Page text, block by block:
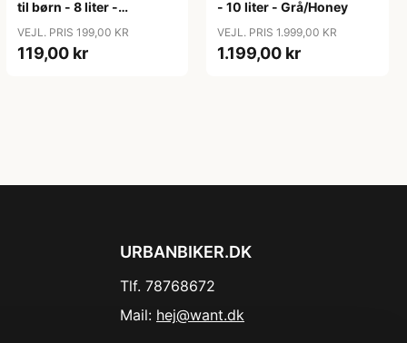
til børn - 8 liter -
VEJL. PRIS 199,00 KR
119,00 kr
- 10 liter - Grå/Honey
VEJL. PRIS 1.999,00 KR
1.199,00 kr
URBANBIKER.DK
Tlf. 78768672
Mail: hej@want.dk